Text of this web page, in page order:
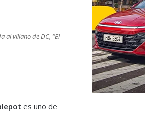
al villano de DC, “El
es uno de